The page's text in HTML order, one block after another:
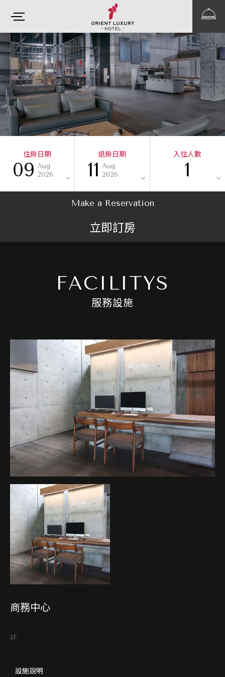
住房日期
09 Aug
2026
退房日期
11 Aug
2026
入住人數
1
Make a Reservation
立即訂房
FACILITYS
服務設施
商務中心
1F
設施說明